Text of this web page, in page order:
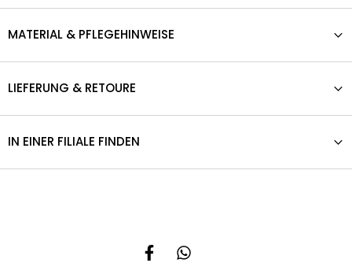
MATERIAL & PFLEGEHINWEISE
LIEFERUNG & RETOURE
IN EINER FILIALE FINDEN